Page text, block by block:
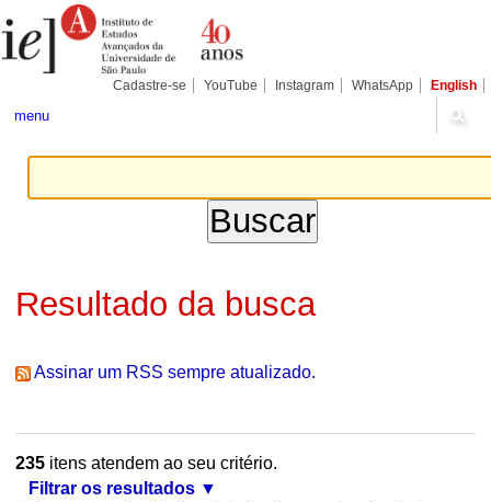
para
conteúdo.
Pessoais
Cadastre-se YouTube Instagram WhatsApp English
menu
Resultado da busca
Assinar um RSS sempre atualizado.
235itens atendem ao seu critério.
Filtrar os resultados